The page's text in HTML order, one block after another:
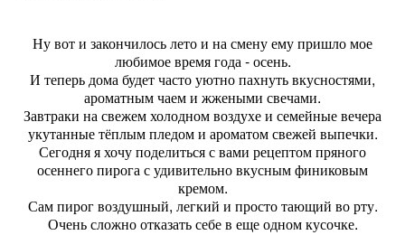
Ну вот и закончилось лето и на смену ему пришло мое
любимое время года - осень.
И теперь дома будет часто уютно пахнуть вкусностями,
ароматным чаем и жжеными свечами.
Завтраки на свежем холодном воздухе и семейные вечера
укутанные тёплым пледом и ароматом свежей выпечки.
Сегодня я хочу поделиться с вами рецептом пряного
осеннего пирога с удивительно вкусным финиковым
кремом.
Сам пирог воздушный, легкий и просто тающий во рту.
Очень сложно отказать себе в еще одном кусочке.